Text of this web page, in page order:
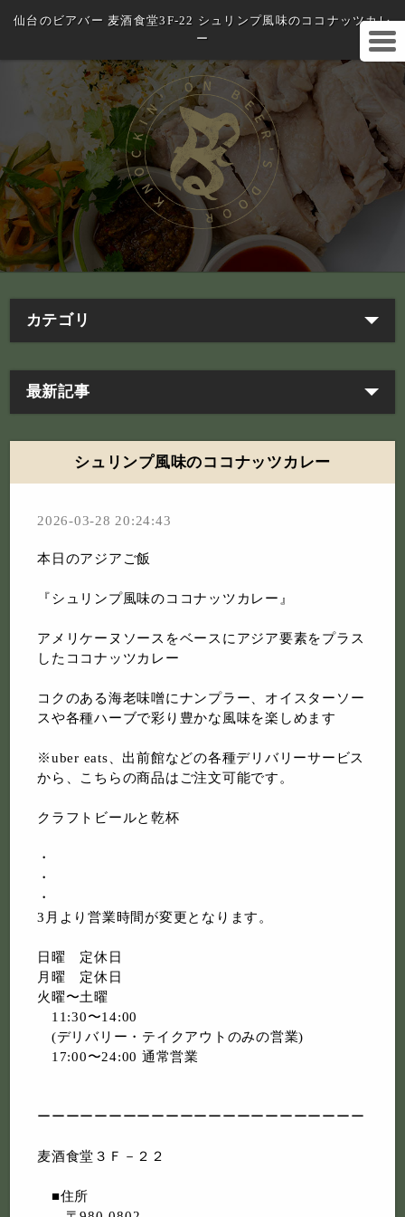
仙台のビアバー 麦酒食堂3F-22 シュリンプ風味のココナッツカレ
ー
カテゴリ
最新記事
シュリンプ風味のココナッツカレー
2026-03-28 20:24:43
本日のアジアご飯
『シュリンプ風味のココナッツカレー』
アメリケーヌソースをベースにアジア要素をプラス
したココナッツカレー
コクのある海老味噌にナンプラー、オイスターソー
スや各種ハーブで彩り豊かな風味を楽しめます
※uber eats、出前館などの各種デリバリーサービス
から、こちらの商品はご注文可能です。
クラフトビールと乾杯
・
・
・
3月より営業時間が変更となります。
日曜 定休日
月曜 定休日
火曜〜土曜
11:30〜14:00
(デリバリー・テイクアウトのみの営業)
17:00〜24:00 通常営業
ーーーーーーーーーーーーーーーーーーーーーーー
麦酒食堂３Ｆ－２２
■住所